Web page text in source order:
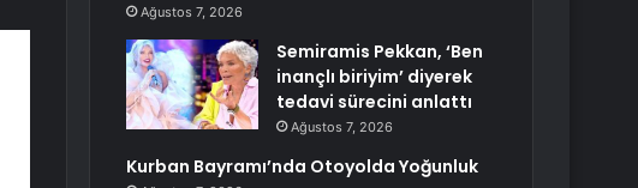
Ağustos 7, 2026
Semiramis Pekkan, ‘Ben
inançlı biriyim’ diyerek
tedavi sürecini anlattı
Ağustos 7, 2026
Kurban Bayramı’nda Otoyolda Yoğunluk